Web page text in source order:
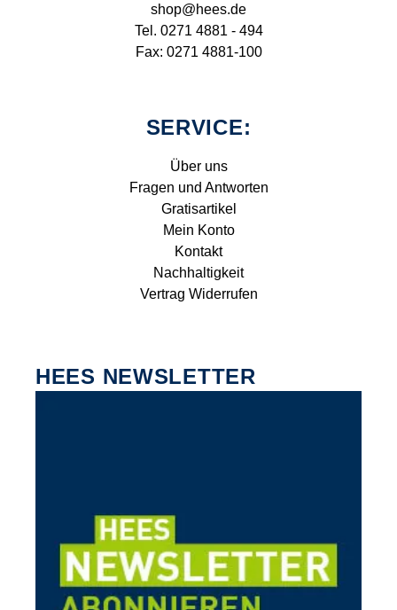
shop@hees.de
Tel. 0271 4881 - 494
Fax: 0271 4881-100
SERVICE:
Über uns
Fragen und Antworten
Gratisartikel
Mein Konto
Kontakt
Nachhaltigkeit
Vertrag Widerrufen
HEES NEWSLETTER